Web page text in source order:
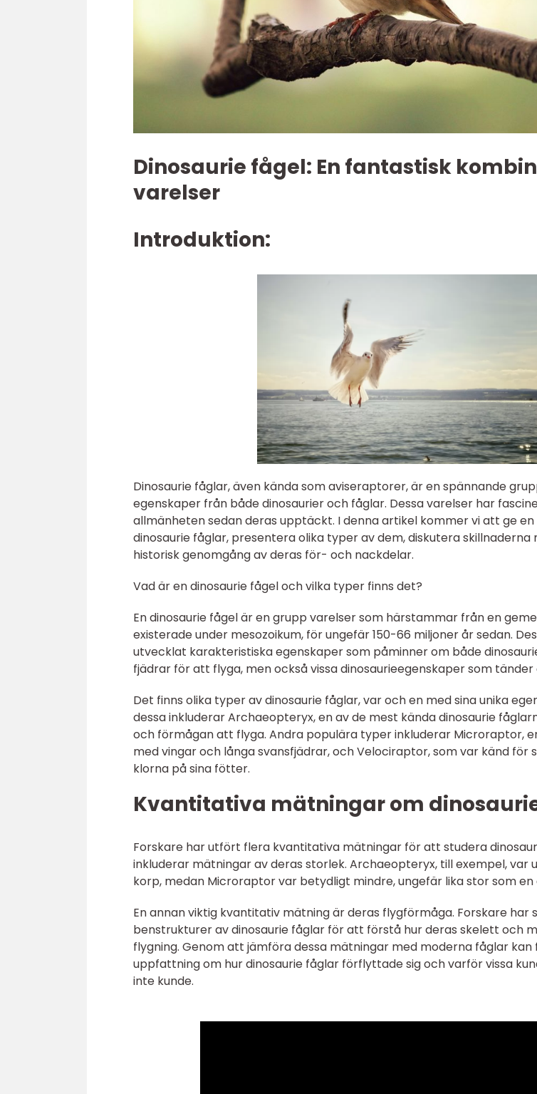
Dinosaurie fågel: En fantastisk
varelser
Introduktion:
Dinosaurie fåglar, även kända som aviseraptorer, är en spännande
egenskaper från både dinosaurier och fåglar. Dessa varelser har
allmänheten sedan deras upptäckt. I denna artikel kommer vi att ge
dinosaurie fåglar, presentera olika typer av dem, diskutera skillnaderna
historisk genomgång av deras för- och nackdelar.
Vad är en dinosaurie fågel och vilka typer finns det?
En dinosaurie fågel är en grupp varelser som härstammar från en
existerade under mesozoikum, för ungefär 150-66 miljoner år sedan.
utvecklat karakteristiska egenskaper som påminner om både
fjädrar för att flyga, men också vissa dinosaurieegenskaper som
Det finns olika typer av dinosaurie fåglar, var och en med sina unika
dessa inkluderar Archaeopteryx, en av de mest kända dinosaurie
och förmågan att flyga. Andra populära typer inkluderar Microraptor,
med vingar och långa svansfjädrar, och Velociraptor, som var känd för
klorna på sina fötter.
Kvantitativa mätningar om
Forskare har utfört flera kvantitativa mätningar för att studera
inkluderar mätningar av deras storlek. Archaeopteryx, till exempel, var
korp, medan Microraptor var betydligt mindre, ungefär lika stor som en
En annan viktig kvantitativ mätning är deras flygförmåga. Forskare har
benstrukturer av dinosaurie fåglar för att förstå hur deras skelett och
flygning. Genom att jämföra dessa mätningar med moderna fåglar kan
uppfattning om hur dinosaurie fåglar förflyttade sig och varför vissa
inte kunde.